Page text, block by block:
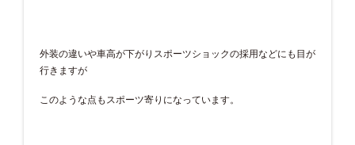
外装の違いや車高が下がりスポーツショックの採用などにも目が
行きますが
このような点もスポーツ寄りになっています。